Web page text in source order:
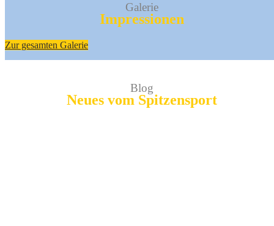
Galerie
Impressionen
Zur gesamten Galerie
Blog
Neues vom Spitzensport